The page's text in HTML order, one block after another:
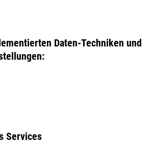
Daten-Techniken und
Services